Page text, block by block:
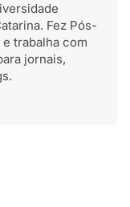
Fez Pós-
trabalha com
jornais,